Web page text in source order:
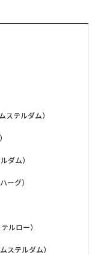
ステルダム）
ダム）
ーグ）
ルロー）
ステルダム）